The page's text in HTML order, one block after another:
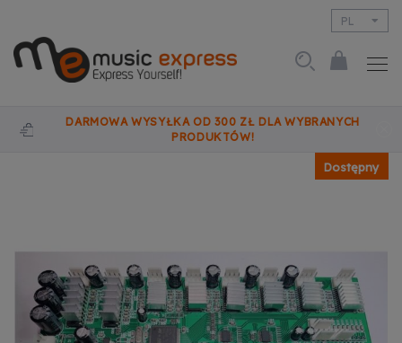
PL
DARMOWA WYSYŁKA OD 300 ZŁ DLA WYBRANYCH
PRODUKTÓW!
Dostępny